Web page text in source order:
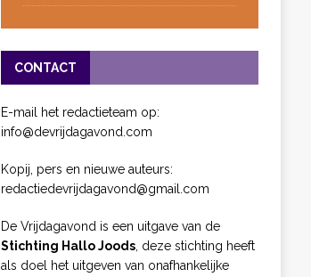
CONTACT
E-mail het redactieteam op:
info@devrijdagavond.com
Kopij, pers en nieuwe auteurs:
redactiedevrijdagavond@gmail.com
De Vrijdagavond is een uitgave van de
Stichting Hallo Joods, deze stichting heeft
als doel het uitgeven van onafhankelijke